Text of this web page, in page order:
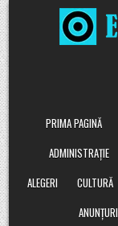
Skip
to
content
PRIMA PAGINĂ
ADMINISTRAȚIE
ALEGERI
CULTURĂ
ANUNȚURI